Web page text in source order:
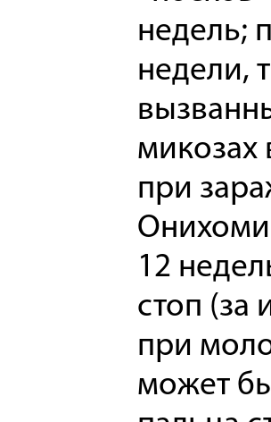
недель;
недели,
микозах
при
12
стоп (за
при
может